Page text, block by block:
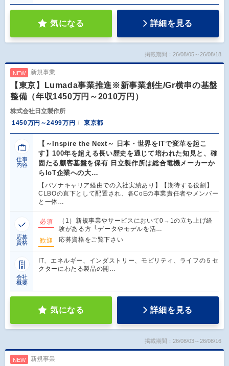
気になる 詳細を見る
掲載期間：26/08/05～26/08/18
NEW 新規事業
【東京】Lumada事業推進※新事業創生/Gr横串の基盤
整備（年収1450万円～2010万円）
株式会社日立製作所
1450万円～2499万円
東京都
仕事
内容
【～Inspire the Next～ 日本・世界をITで変革を起こ
す】100年を超える長い歴史を通じて培われた知見と、確
固たる顧客基盤を保有 日立製作所は総合電機メーカーか
らIoT企業への大…
【パソナキャリア経由での入社実績あり】【期待する役割】
CLBOの直下として配置され、各CoEの事業責任者やメンバー
と一体…
応募
資格
必須
（1）新規事業やサービスにおいて0→1の立ち上げ経
験がある方 └データやモデルを活…
歓迎
応募資格をご覧下さい
会社
概要
IT、エネルギー、インダストリー、モビリティ、ライフの５セ
クターにわたる製品の開…
気になる 詳細を見る
掲載期間：26/08/03～26/08/16
NEW 新規事業